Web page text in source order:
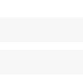
dessa linha é o